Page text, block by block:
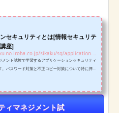
セキュリティとは[情報セキュリテ
座]
https://www.sikaku-no-iroha.co.jp/sikaku/sg/application-security-sg
メント試験で学習するアプリケーションセキュリティ
パスワード対策と不正コピー対策について特に押さ
ィマネジメント試